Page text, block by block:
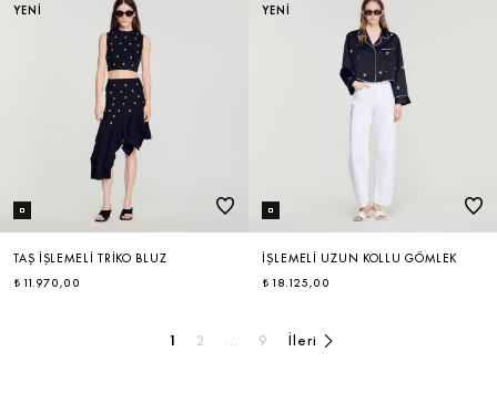
YENİ
TAŞ İŞLEMELI TRIKO BLUZ
₺ 11.970,00
YENİ
İŞLEMELI UZUN KOLLU GÖMLEK
₺ 18.125,00
1 2 ... 9 İleri